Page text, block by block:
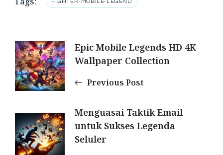
FIGHTER-MOBILE-LEGEND
Post
Navigation
Epic Mobile Legends HD 4K
Wallpaper Collection
Previous Post
Menguasai Taktik Email
untuk Sukses Legenda
Seluler